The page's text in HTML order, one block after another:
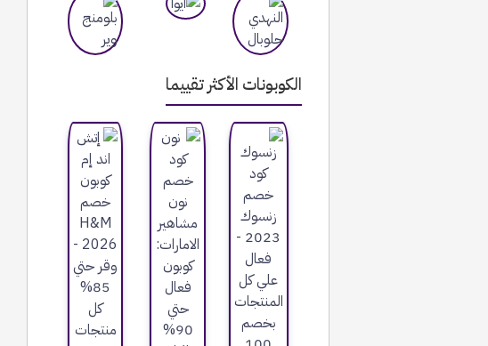
الكوبونات الأكثر تقييما